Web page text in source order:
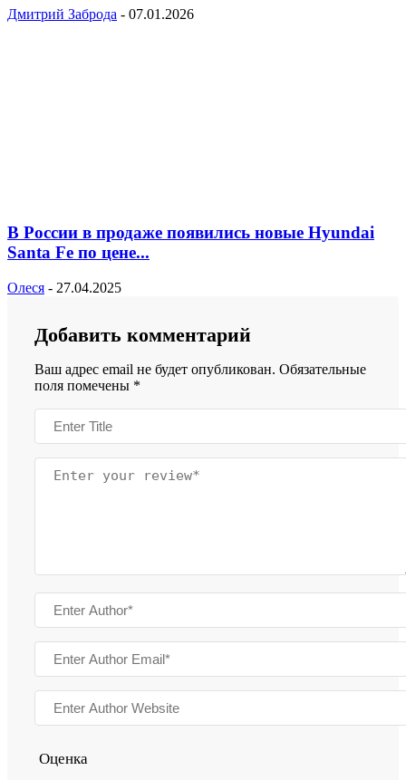
Дмитрий Заброда - 07.01.2026
В России в продаже появились новые Hyundai
Santa Fe по цене...
Олеся - 27.04.2025
Добавить комментарий
Ваш адрес email не будет опубликован. Обязательные
поля помечены *
Оценка